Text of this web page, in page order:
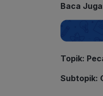
Baca
Topik:
Subtopik: